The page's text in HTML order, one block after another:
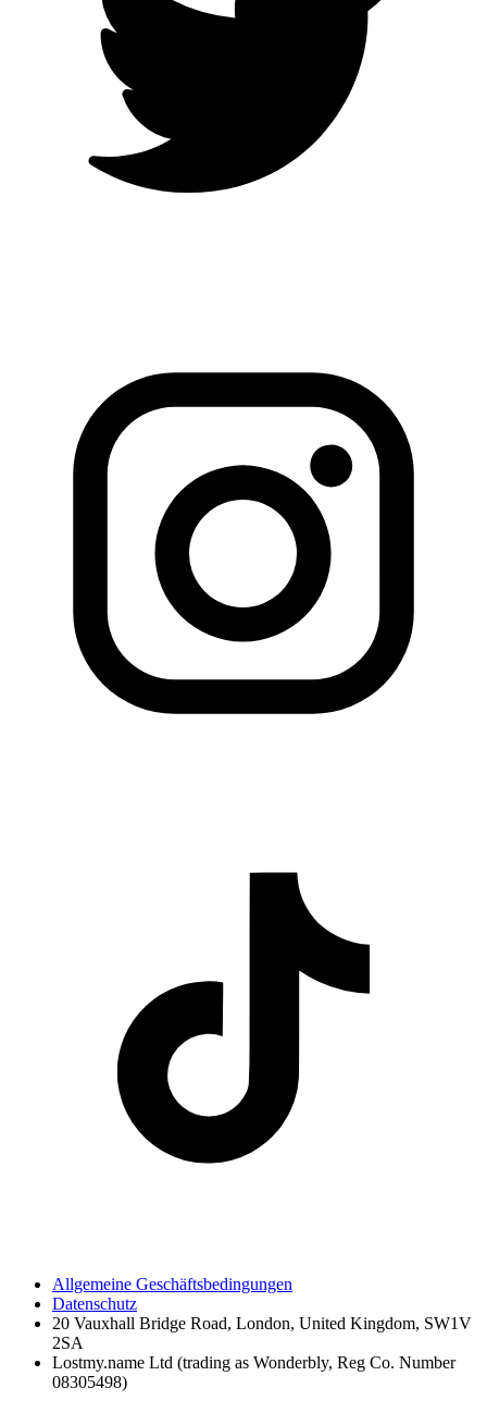
Allgemeine Geschäftsbedingungen
Datenschutz
20 Vauxhall Bridge Road, London, United Kingdom, SW1V
2SA
Lostmy.name Ltd (trading as Wonderbly, Reg Co. Number
08305498)